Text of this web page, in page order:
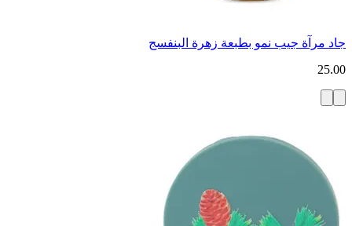
جاد مرآة جيب نمو بطبعة زهرة البنفسج
25.00